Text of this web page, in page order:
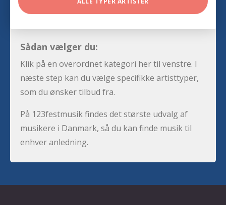
Sådan vælger du:
Klik på en overordnet kategori her til venstre. I
næste step kan du vælge specifikke artisttyper,
som du ønsker tilbud fra.
På 123festmusik findes det største udvalg af
musikere i Danmark, så du kan finde musik til
enhver anledning.